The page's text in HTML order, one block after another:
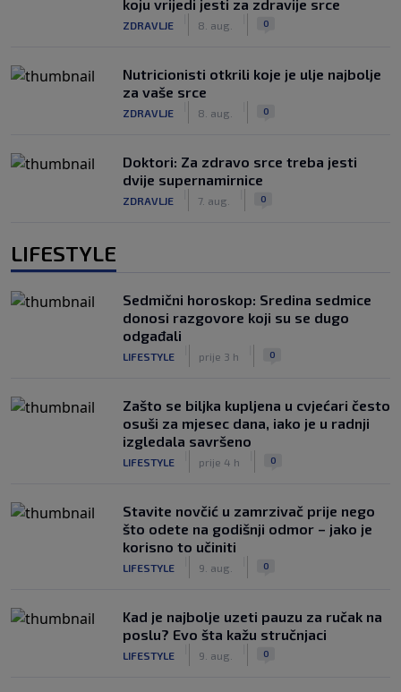
koju vrijedi jesti za zdravije srce
ZDRAVLJE 8. aug. 0
Nutricionisti otkrili koje je ulje najbolje
za vaše srce
ZDRAVLJE 8. aug. 0
Doktori: Za zdravo srce treba jesti
dvije supernamirnice
ZDRAVLJE 7. aug. 0
LIFESTYLE
Sedmični horoskop: Sredina sedmice
donosi razgovore koji su se dugo
odgađali
LIFESTYLE prije 3 h 0
Zašto se biljka kupljena u cvjećari često
osuši za mjesec dana, iako je u radnji
izgledala savršeno
LIFESTYLE prije 4 h 0
Stavite novčić u zamrzivač prije nego
što odete na godišnji odmor – jako je
korisno to učiniti
LIFESTYLE 9. aug. 0
Kad je najbolje uzeti pauzu za ručak na
poslu? Evo šta kažu stručnjaci
LIFESTYLE 9. aug. 0